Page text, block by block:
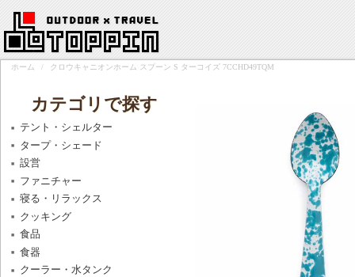
ホーム / クロウキャニオンホーム スプーン S ターコイズ 7CCHD49TQM
カテゴリで探す
テント・シェルター
タープ・シェード
設営
ファニチャー
寝る・リラックス
クッキング
食品
食器
クーラー・水タンク